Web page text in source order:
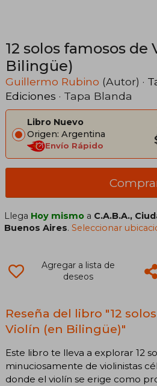
12 solos famosos de
Bilingüe)
Guillermo Rubino (Autor) ·
Ediciones · Tapa Blanda
Libro Nuevo
Origen: Argentina
Envío Rápido
Llega Hoy mismo a C.A.B.A.,
Buenos Aires.Seleccionar
Agregar a lista de
deseos
Reseña del libro "12
Violín (en Bilingüe)"
Este libro te lleva a explorar 12
minuciosamente de violinistas
donde el violín se erige como